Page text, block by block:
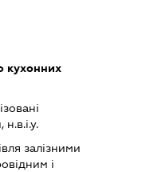
кухонних
залізними
і